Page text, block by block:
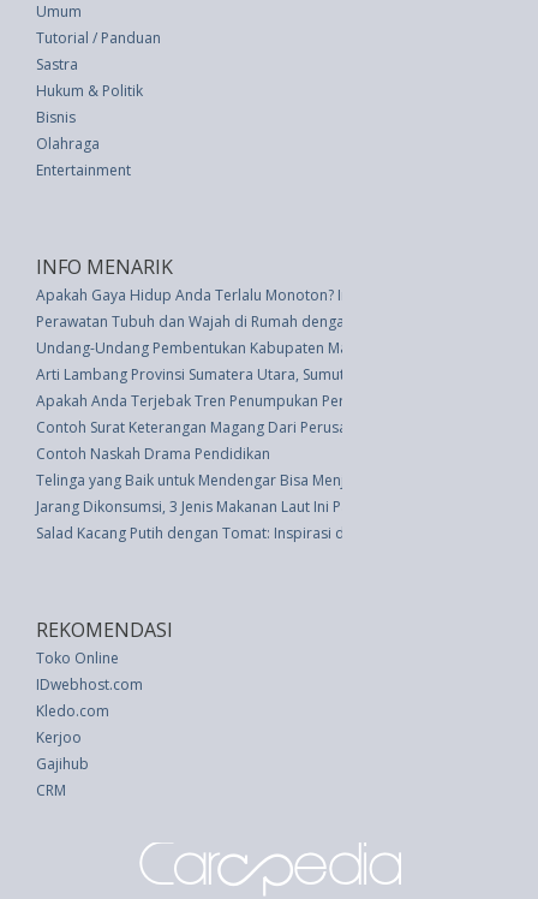
Umum
Tutorial / Panduan
Sastra
Hukum & Politik
Bisnis
Olahraga
Entertainment
INFO MENARIK
Apakah Gaya Hidup Anda Terlalu Monoton? Inilah 8 Tanda Kamu Kurang
Perawatan Tubuh dan Wajah di Rumah dengan Bahan Cokelat
Undang-Undang Pembentukan Kabupaten Manggarai Timur Di Provinsi
Arti Lambang Provinsi Sumatera Utara, Sumut
Apakah Anda Terjebak Tren Penumpukan Perjalanan Selama Pandemi
Contoh Surat Keterangan Magang Dari Perusahaan
Contoh Naskah Drama Pendidikan
Telinga yang Baik untuk Mendengar Bisa Menjadi Tanda Masalah
Jarang Dikonsumsi, 3 Jenis Makanan Laut Ini Patut Dicoba Lho!
Salad Kacang Putih dengan Tomat: Inspirasi dari Hidangan Mesir
REKOMENDASI
Toko Online
IDwebhost.com
Kledo.com
Kerjoo
Gajihub
CRM